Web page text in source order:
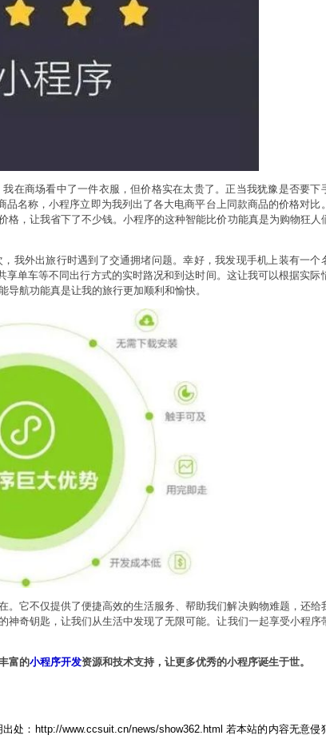
在商场看中了一件衣服，但价格实在太贵了。正当我犹豫是否要下
品名称，小程序立即为我列出了各大电商平台上同款商品的价格对比
，让我省下了不少钱。小程序的这种智能比价功能真是为购物狂人
我外出旅行时遇到了交通拥堵问题。幸好，我发现手机上装有一个
享单车等不同出行方式的实时路况和到达时间。这让我可以根据实际
航功能真是让我的旅行更加顺利和愉快。
。它不仅提供了便捷高效的生活服务、帮助我们解决购物难题，还给
奇钥匙，让我们从生活中发现了无限可能。让我们一起享受小程序
富的小程序开发资源和技术支持，让更多优秀的小程序诞生于世。
处： http://www.ccsuit.cn/news/show362.html 若本站的内容无意侵